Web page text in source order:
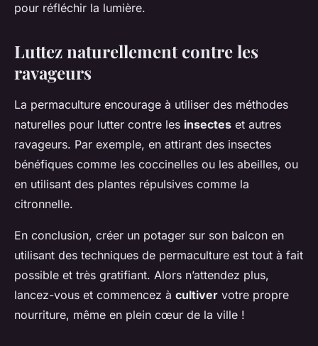
pour réfléchir la lumière.
Luttez naturellement contre les
ravageurs
La permaculture encourage à utiliser des méthodes
naturelles pour lutter contre les insectes et autres
ravageurs. Par exemple, en attirant des insectes
bénéfiques comme les coccinelles ou les abeilles, ou
en utilisant des plantes répulsives comme la
citronnelle.
En conclusion, créer un potager sur son balcon en
utilisant des techniques de permaculture est tout à fait
possible et très gratifiant. Alors n’attendez plus,
lancez-vous et commencez à cultiver votre propre
nourriture, même en plein cœur de la ville !